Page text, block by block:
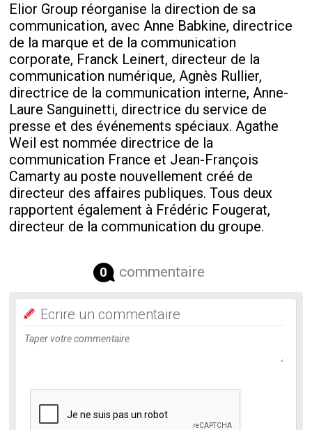
Elior Group réorganise la direction de sa
communication, avec Anne Babkine, directrice
de la marque et de la communication
corporate, Franck Leinert, directeur de la
communication numérique, Agnès Rullier,
directrice de la communication interne, Anne-
Laure Sanguinetti, directrice du service de
presse et des événements spéciaux. Agathe
Weil est nommée directrice de la
communication France et Jean-François
Camarty au poste nouvellement créé de
directeur des affaires publiques. Tous deux
rapportent également à Frédéric Fougerat,
directeur de la communication du groupe.
0 commentaire
Ecrire un commentaire